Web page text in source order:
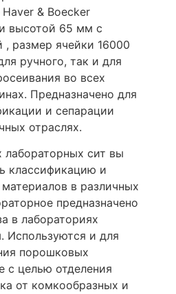
& Boecker
высотой 65 мм с
размер ячейки 16000
ручного, так и для
во всех
Предназначено для
и сепарации
отраслях.
сит вы
классификацию и
в различных
предназначено
в лабораториях
Используются и для
порошковых
с целью отделения
от комкообразных и